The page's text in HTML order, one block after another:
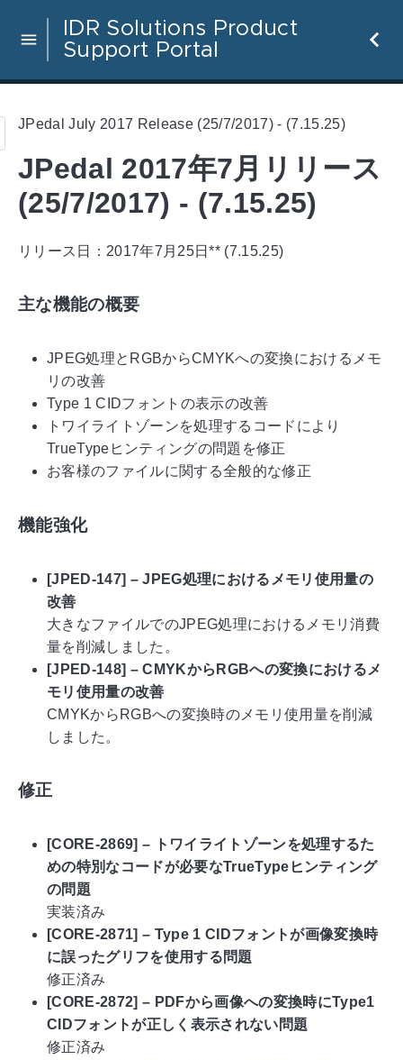
IDR Solutions Product
Support Portal
JPedal July 2017 Release (25/7/2017) - (7.15.25)
JPedal 2017年7月リリース
(25/7/2017) - (7.15.25)
リリース日：2017年7月25日** (7.15.25)
主な機能の概要
JPEG処理とRGBからCMYKへの変換におけるメモ
リの改善
Type 1 CIDフォントの表示の改善
トワイライトゾーンを処理するコードにより
TrueTypeヒンティングの問題を修正
お客様のファイルに関する全般的な修正
機能強化
[JPED-147] – JPEG処理におけるメモリ使用量の
改善
大きなファイルでのJPEG処理におけるメモリ消費
量を削減しました。
[JPED-148] – CMYKからRGBへの変換におけるメ
モリ使用量の改善
CMYKからRGBへの変換時のメモリ使用量を削減
しました。
修正
[CORE-2869] – トワイライトゾーンを処理するた
めの特別なコードが必要なTrueTypeヒンティング
の問題
実装済み
[CORE-2871] – Type 1 CIDフォントが画像変換時
に誤ったグリフを使用する問題
修正済み
[CORE-2872] – PDFから画像への変換時にType1
CIDフォントが正しく表示されない問題
修正済み